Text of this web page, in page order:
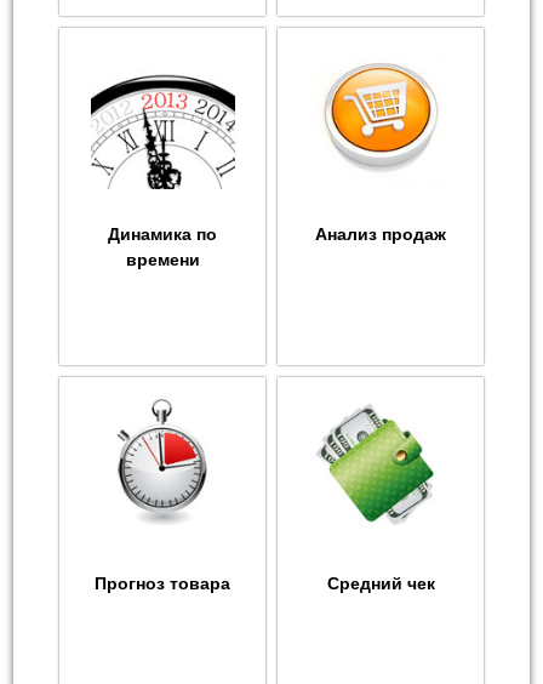
Динамика по
времени
Анализ продаж
Прогноз товара Средний чек